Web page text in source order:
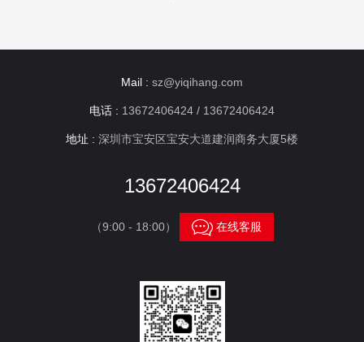
Mail : sz@yiqihang.com
电话 : 13672406424 / 13672406424
地址 : 深圳市宝安区宝安大道建润商务大厦5楼
13672406424
（9:00 - 18:00） 在线客服